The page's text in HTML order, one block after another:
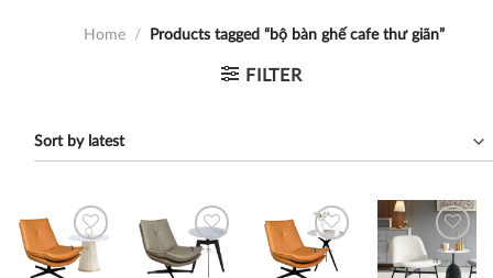
Home / Products tagged “bộ bàn ghế cafe thư giãn”
FILTER
Thích Thích Thích Thích